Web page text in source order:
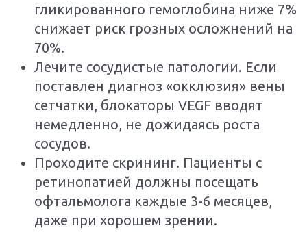
гликированного гемоглобина ниже 7%
снижает риск грозных осложнений на
70%.
Лечите сосудистые патологии. Если
поставлен диагноз «окклюзия» вены
сетчатки, блокаторы VEGF вводят
немедленно, не дожидаясь роста
сосудов.
Проходите скрининг. Пациенты с
ретинопатией должны посещать
офтальмолога каждые 3-6 месяцев,
даже при хорошем зрении.